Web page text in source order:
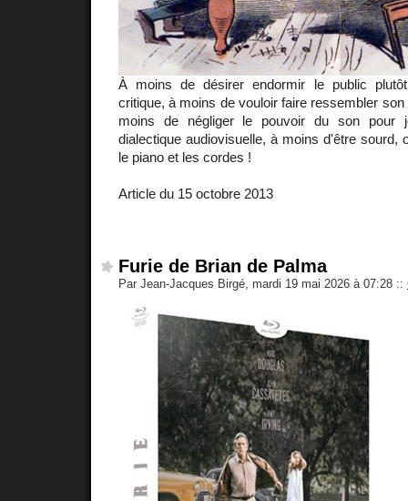
À moins de désirer endormir le public
critique, à moins de vouloir faire ressembler
moins de négliger le pouvoir du son pour
dialectique audiovisuelle, à moins d'être sourd,
le piano et les cordes !
Article du 15 octobre 2013
Furie de Brian de Palma
Par Jean-Jacques Birgé, mardi 19 mai 2026 à 07:28 ::